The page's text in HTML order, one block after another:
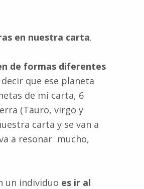
en nuestra carta.
de formas diferentes
que ese planeta
de mi carta, 6
(Tauro, virgo y
carta y se van a
a resonar mucho,
un individuo es ir al